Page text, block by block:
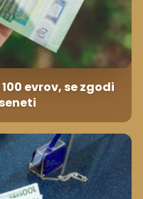
evrov, se zgodi